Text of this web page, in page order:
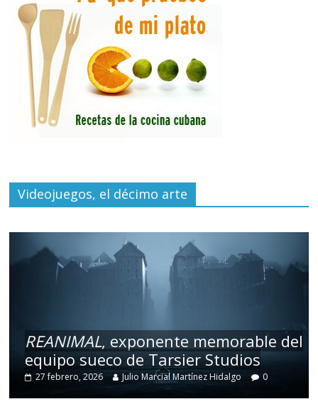
Videojuegos, el décimo arte
REANIMAL, exponente memorable del
equipo sueco de Tarsier Studios
27 febrero, 2026 Julio Marcial Martínez Hidalgo 0